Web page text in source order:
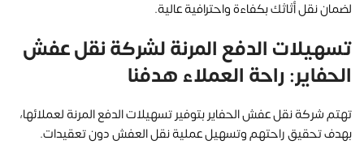
لضمان نقل أثاثك بكفاءة واحترافية عالية.
تسهيلات الدفع المرنة لشركة نقل عفش
الحفاير: راحة العملاء هدفنا
تهتم شركة نقل عفش الحفاير بتوفير تسهيلات الدفع المرنة لعملائها،
بهدف تحقيق راحتهم وتسهيل عملية نقل العفش دون تعقيدات.